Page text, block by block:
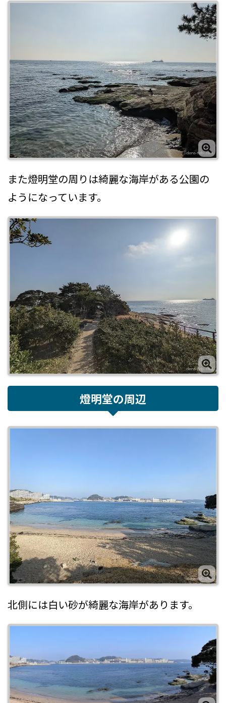
また燈明堂の周りは綺麗な海岸がある公園の
ようになっています。
燈明堂の周辺
北側には白い砂が綺麗な海岸があります。